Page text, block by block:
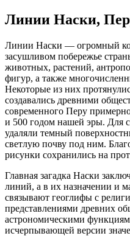
Линии Наски,
Линии Наски — огромный
засушливом побережье
животных, растений,
фигур, а также
Некоторые из них
создавались древними
современного Перу
и 500 годом нашей эры. Для
удаляли темный
светлую почву под ним.
рисунки сохранились на
Главная загадка Наски
линий, а в их назначении и
связывают геоглифы с
представлениями древних
астрономическими
исчерпывающей версии